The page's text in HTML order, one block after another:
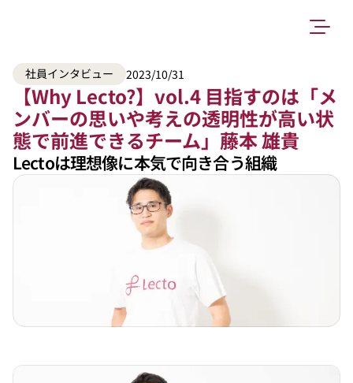
社員インタビュー 2023/10/31
【Why Lecto?】vol.4 目指すのは「メ
ンバーの思いや考えの透明性が高い状
態で前進できるチーム」藤本 雄貴
Lectoは理想像に本気で向き合う組織